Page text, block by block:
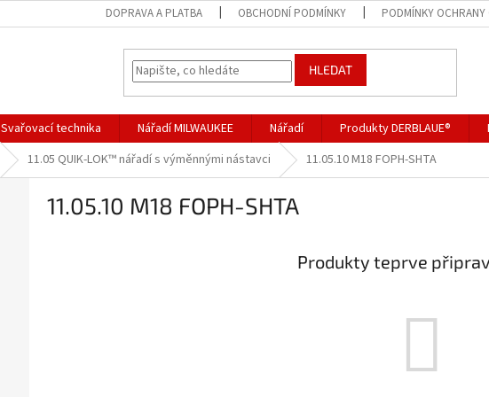
DOPRAVA A PLATBA OBCHODNÍ PODMÍNKY PODMÍNKY OCHRANY
HLEDAT
Svařovací technika Nářadí MILWAUKEE Nářadí Produkty DERBLAUE®
11.05 QUIK-LOK™ nářadí s výměnnými nástavci 11.05.10 M18 FOPH-SHTA
11.05.10 M18 FOPH-SHTA
Produkty teprve